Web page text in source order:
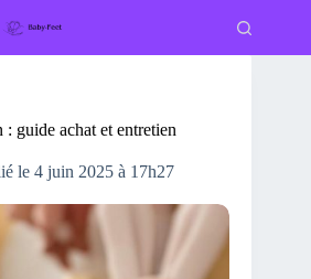
: guide achat et entretien
le 4 juin 2025 à 17h27